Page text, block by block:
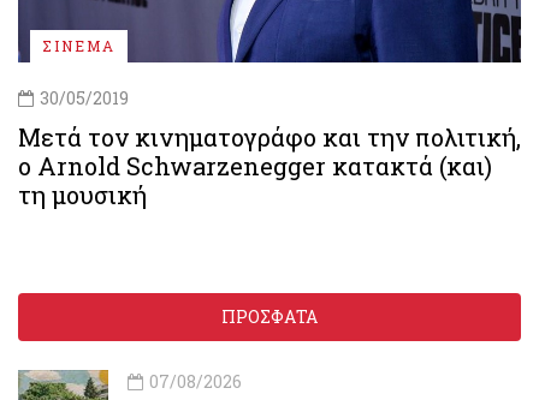
ΣΙΝΕΜΑ
30/05/2019
Μετά τον κινηματογράφο και την πολιτική,
ο Arnold Schwarzenegger κατακτά (και)
τη μουσική
ΠΡΟΣΦΑΤΑ
07/08/2026